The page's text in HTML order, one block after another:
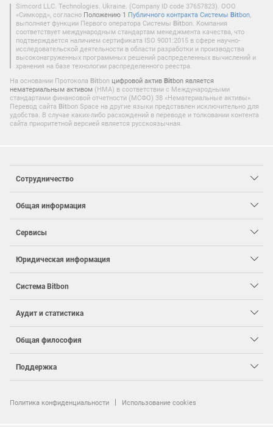
Simcord LLC. Technologies. Ukraine. (Company ID code 37657823). ООО
«Симкорд», согласно Положению 1 Публичного контракта Системы Bitbon
выполняет функции Первого оператора Системы Bitbon. Компания
соответствует международным стандартам менеджмента качества, что
подтверждается наличием сертификата ISO 9001:2015 в сфере научно-
исследовательской деятельности в области разработки и производства
высоконагруженных программных решений распределенных вычислений и
хранения на базе технологии распределенного реестра.
На основании Протокола Bitbon цифровой актив Bitbon является
нематериальным активом (НМА) в соответствии с Международными
стандартами финансовой отчетности (МСФО) 38 «Нематериальные активы».
Перевод сайта Bitbon Space на другие языки представлен исключительно для
удобства. В случае каких-либо расхождений в переводе и толковании контента
сайта приоритетной версией является русскоязычная.
Сотрудничество
Общая информация
Сервисы
Юридическая информация
СистемаBitbon
Аудит и статистика
Общая философия
Поддержка
Политика конфиденциальности Использование cookies